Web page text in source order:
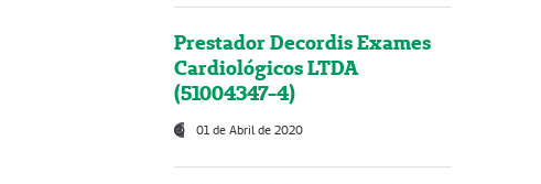
Prestador Decordis Exames
Cardiológicos LTDA
(51004347-4)
01 de Abril de 2020